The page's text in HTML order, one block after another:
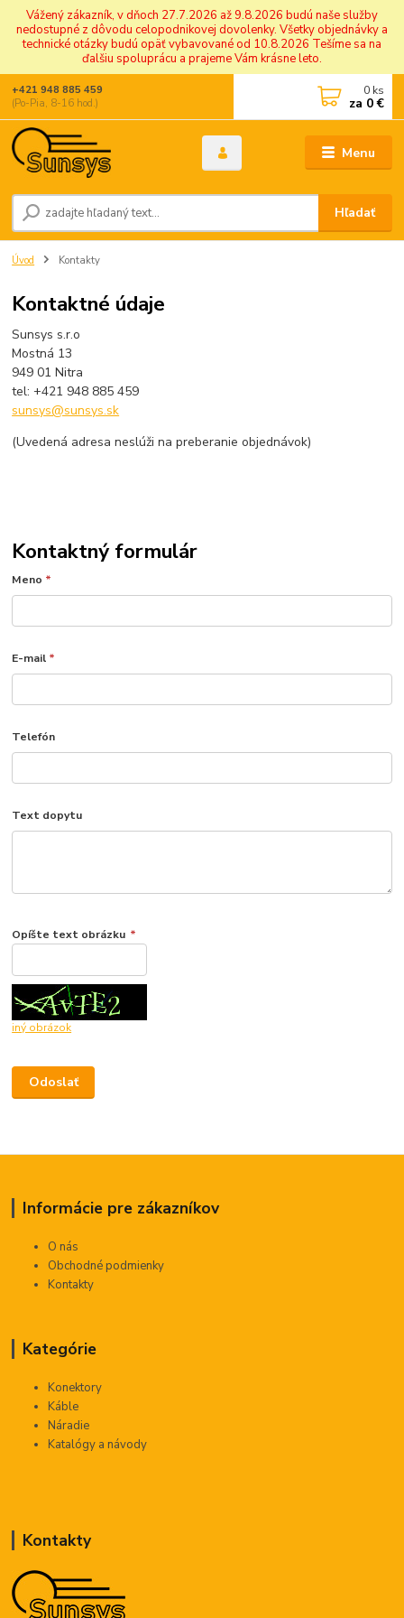
Vážený zákazník, v dňoch 27.7.2026 až 9.8.2026 budú naše služby
nedostupné z dôvodu celopodnikovej dovolenky. Všetky objednávky a
technické otázky budú opäť vybavované od 10.8.2026 Tešíme sa na
ďalšiu spoluprácu a prajeme Vám krásne leto.
Menu
Hľadať
+421 948 885 459
(Po-Pia, 8-16 hod.)
0 ks
za 0 €
Úvod Kontakty
Kontaktné údaje
Sunsys s.r.o
Mostná 13
949 01 Nitra
tel: +421 948 885 459
sunsys@sunsys.sk
(Uvedená adresa neslúži na preberanie objednávok)
Kontaktný formulár
Meno *
E-mail *
Telefón
Text dopytu
Opíšte text obrázku *
iný obrázok
Informácie pre zákazníkov
O nás
Obchodné podmienky
Kontakty
Kategórie
Konektory
Káble
Náradie
Katalógy a návody
Kontakty